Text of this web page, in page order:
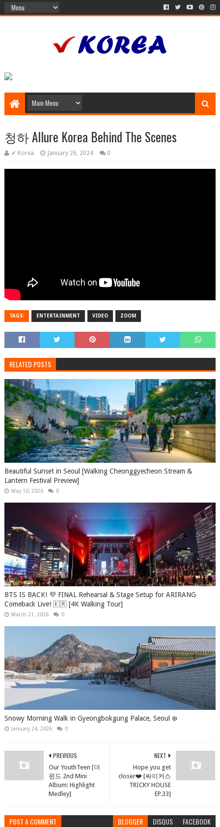
청하 Allure Korea Behind The Scenes
✔ Korea January 26, 2024 0
TAGS: ENTERTAINMENT VIDEO ZOOM
RELATED POSTS
Beautiful Sunset in Seoul [Walking Cheonggyecheon Stream &
Lantern Festival Preview]
May 10, 2026 0
BTS IS BACK! 💜 FINAL Rehearsal & Stage Setup for ARIRANG
Comeback Live! 🇰🇷 [4K Walking Tour]
March 21, 2026 0
Snowy Morning Walk in Gyeongbokgung Palace, Seoul ❄️
January 24, 2026 0
NEXT
Hope you get
closer❤️ [싸이커스
TRICKY HOUSE
EP.33]
PREVIOUS
Our YouthTeen [더
윈드 2nd Mini
Album: Highlight
Medley]
POST A COMMENT BLOGGER DISQUS FACEBOOK